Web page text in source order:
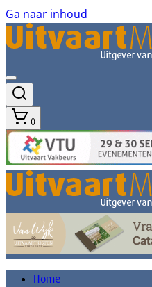
Ga naar inhoud
0
Home